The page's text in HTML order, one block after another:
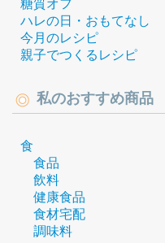
糖質オフ
ハレの日・おもてなし
今月のレシピ
親子でつくるレシピ
私のおすすめ商品
食
食品
飲料
健康食品
食材宅配
調味料